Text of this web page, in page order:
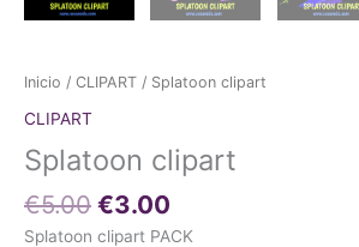
Inicio / CLIPART / Splatoon clipart
CLIPART
Splatoon clipart
€5.00 €3.00
Splatoon clipart PACK